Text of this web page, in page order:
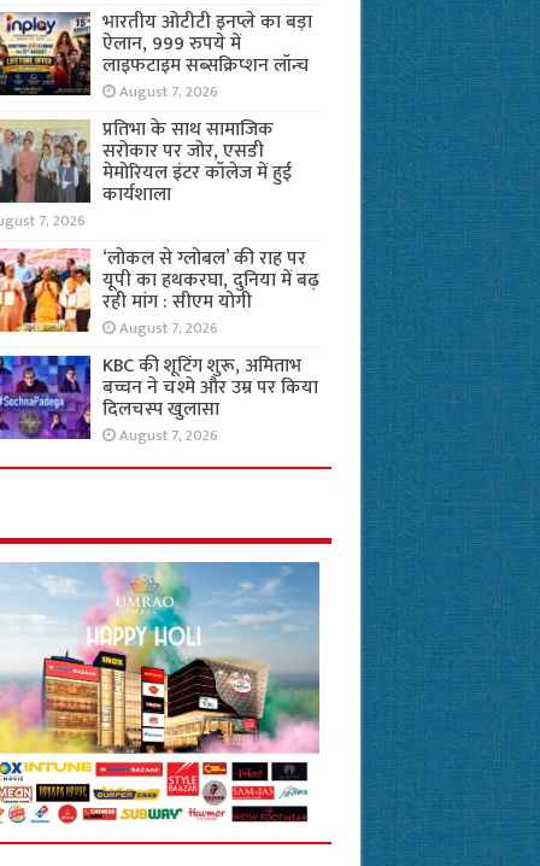
भारतीय ओटीटी इनप्ले का बड़ा
ऐलान, 999 रुपये में
लाइफटाइम सब्सक्रिप्शन लॉन्च
August 7, 2026
प्रतिभा के साथ सामाजिक
सरोकार पर जोर, एसडी
मेमोरियल इंटर कॉलेज में हुई
कार्यशाला
7, 2026
‘लोकल से ग्लोबल’ की राह पर
यूपी का हथकरघा, दुनिया में बढ़
रही मांग : सीएम योगी
August 7, 2026
KBC की शूटिंग शुरू, अमिताभ
बच्चन ने चश्मे और उम्र पर किया
दिलचस्प खुलासा
August 7, 2026